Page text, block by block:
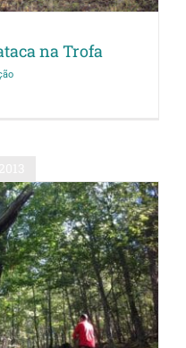
na Trofa